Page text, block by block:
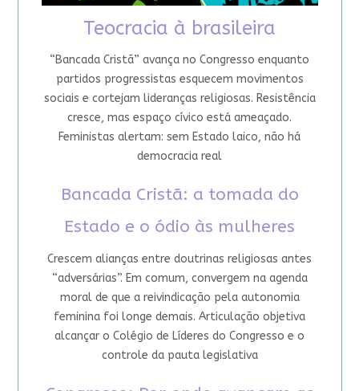
Teocracia à brasileira
“Bancada Cristã” avança no Congresso enquanto
partidos progressistas esquecem movimentos
sociais e cortejam lideranças religiosas. Resistência
cresce, mas espaço cívico está ameaçado.
Feministas alertam: sem Estado laico, não há
democracia real
Bancada Cristã: a tomada do
Estado e o ódio às mulheres
Crescem alianças entre doutrinas religiosas antes
“adversárias”. Em comum, convergem na agenda
moral de que a reivindicação pela autonomia
feminina foi longe demais. Articulação objetiva
alcançar o Colégio de Líderes do Congresso e o
controle da pauta legislativa